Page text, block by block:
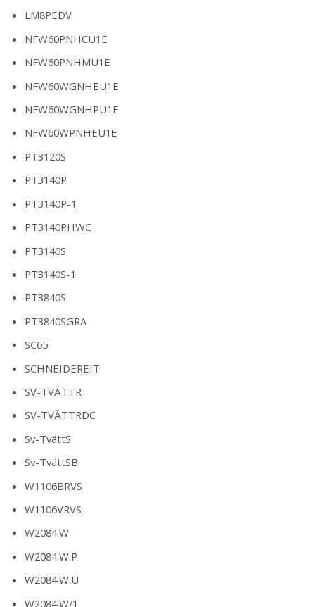
LM8PEDV
NFW60PNHCU1E
NFW60PNHMU1E
NFW60WGNHEU1E
NFW60WGNHPU1E
NFW60WPNHEU1E
PT3120S
PT3140P
PT3140P-1
PT3140PHWC
PT3140S
PT3140S-1
PT3840S
PT3840SGRA
SC65
SCHNEIDEREIT
SV-TVÄTTR
SV-TVÄTTRDC
Sv-TvättS
Sv-TvättSB
W1106BRVS
W1106VRVS
W2084.W
W2084.W.P
W2084.W.U
W2084.W/1